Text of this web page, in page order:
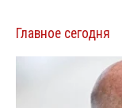
Главное сегодня